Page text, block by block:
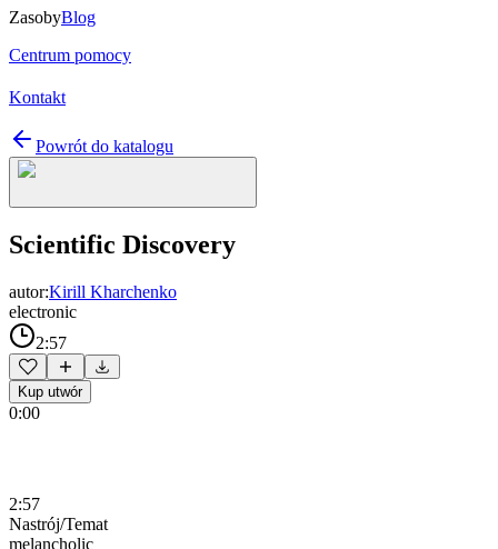
ZasobyBlog
Centrum pomocy
Kontakt
Powrót do katalogu
Scientific Discovery
autor:Kirill Kharchenko
electronic
2:57
Kup utwór
0:00
2:57
Nastrój/Temat
melancholic